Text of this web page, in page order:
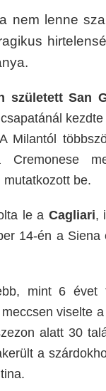
nem lenne
született San
Milantól
be.
le a Cagliari,
14-én a
mint 6 évet
viselte
alatt 30
a